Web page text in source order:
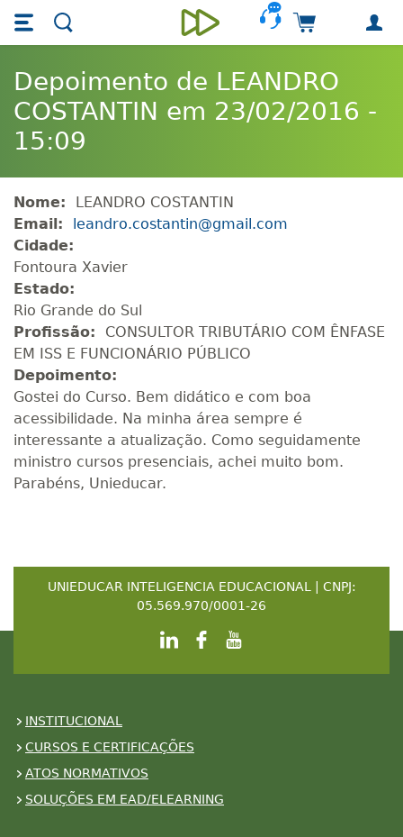
Skip main navigation
Skip to main content
Unieducar
Carrinho de
Depoimento de LEANDRO
COSTANTIN em 23/02/2016 -
15:09
Nome:
LEANDRO COSTANTIN
Email:
leandro.costantin@gmail.com
Cidade:
Fontoura Xavier
Estado:
Rio Grande do Sul
Profissão:
CONSULTOR TRIBUTÁRIO COM ÊNFASE
EM ISS E FUNCIONÁRIO PÚBLICO
Depoimento:
Gostei do Curso. Bem didático e com boa
acessibilidade. Na minha área sempre é
interessante a atualização. Como seguidamente
ministro cursos presenciais, achei muito bom.
Parabéns, Unieducar.
UNIEDUCAR INTELIGENCIA EDUCACIONAL | CNPJ:
05.569.970/0001-26
INSTITUCIONAL
CURSOS E CERTIFICAÇÕES
ATOS NORMATIVOS
SOLUÇÕES EM EAD/ELEARNING